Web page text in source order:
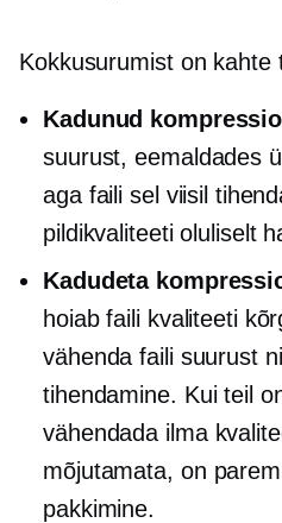
Kokkusurumist on kahte
Kadunud
suurust, eemaldades
aga faili sel viisil
pildikvaliteeti oluliselt
Kadudeta
hoiab faili kvaliteeti
vähenda faili suurust
tihendamine. Kui teil
vähendada ilma
mõjutamata, on
pakkimine.